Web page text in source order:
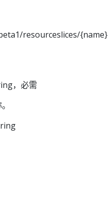
resourceslices/{name}
，必需